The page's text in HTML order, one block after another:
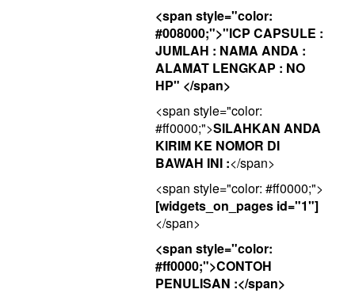
<span style="color:
#008000;">"ICP CAPSULE :
JUMLAH : NAMA ANDA :
ALAMAT LENGKAP : NO
HP" </span>
<span style="color:
#ff0000;">SILAHKAN ANDA
KIRIM KE NOMOR DI
BAWAH INI :</span>
<span style="color: #ff0000;">
[widgets_on_pages id="1"]
</span>
<span style="color:
#ff0000;">CONTOH
PENULISAN :</span>